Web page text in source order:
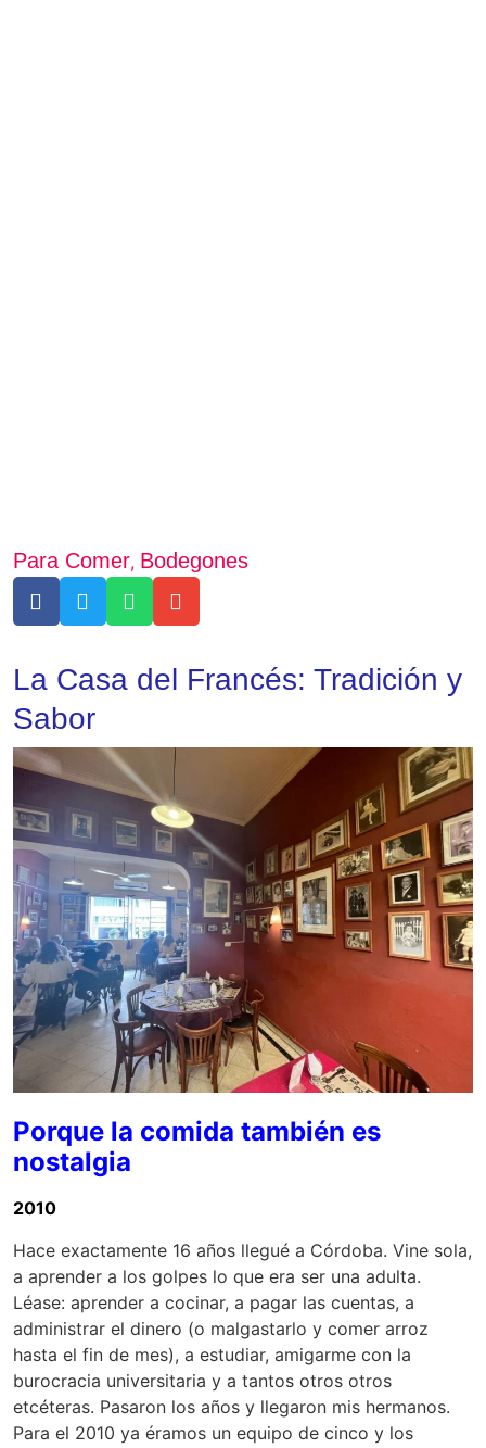
Para Comer, Bodegones
La Casa del Francés: Tradición y
Sabor
Porque la comida también es
nostalgia
2010
Hace exactamente 16 años llegué a Córdoba. Vine sola,
a aprender a los golpes lo que era ser una adulta.
Léase: aprender a cocinar, a pagar las cuentas, a
administrar el dinero (o malgastarlo y comer arroz
hasta el fin de mes), a estudiar, amigarme con la
burocracia universitaria y a tantos otros otros
etcéteras. Pasaron los años y llegaron mis hermanos.
Para el 2010 ya éramos un equipo de cinco y los